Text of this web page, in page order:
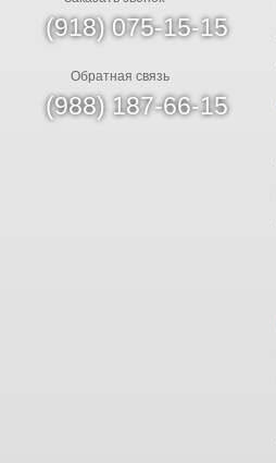
(918) 075-15-15
Обратная связь
(988) 187-66-15